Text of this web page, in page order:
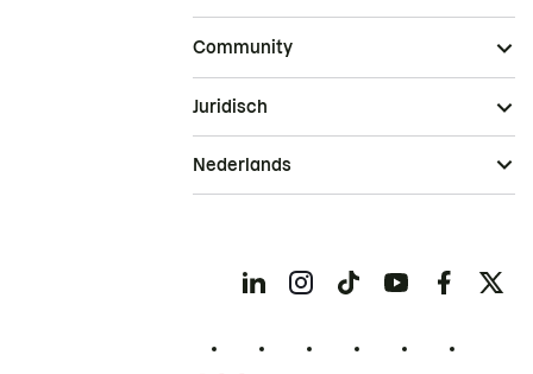
Community
Juridisch
Nederlands